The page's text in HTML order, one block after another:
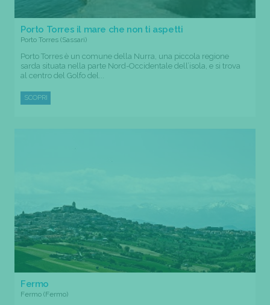
Porto Torres il mare che non ti aspetti
Porto Torres (Sassari)
Porto Torres è un comune della Nurra, una piccola regione
sarda situata nella parte Nord-Occidentale dell’isola, e si trova
al centro del Golfo del...
SCOPRI
Fermo
Fermo (Fermo)